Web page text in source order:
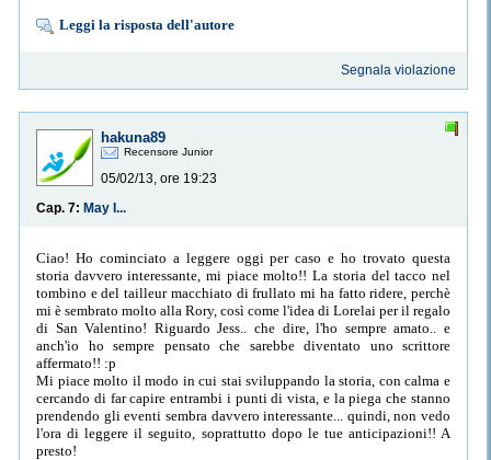
Leggi la risposta dell'autore
Segnala violazione
hakuna89
Recensore Junior
05/02/13, ore 19:23
Cap. 7: May I...
Ciao! Ho cominciato a leggere oggi per caso e ho trovato questa
storia davvero interessante, mi piace molto!! La storia del tacco nel
tombino e del tailleur macchiato di frullato mi ha fatto ridere, perchè
mi è sembrato molto alla Rory, così come l'idea di Lorelai per il regalo
di San Valentino! Riguardo Jess.. che dire, l'ho sempre amato.. e
anch'io ho sempre pensato che sarebbe diventato uno scrittore
affermato!! :p
Mi piace molto il modo in cui stai sviluppando la storia, con calma e
cercando di far capire entrambi i punti di vista, e la piega che stanno
prendendo gli eventi sembra davvero interessante... quindi, non vedo
l'ora di leggere il seguito, soprattutto dopo le tue anticipazioni!! A
presto!